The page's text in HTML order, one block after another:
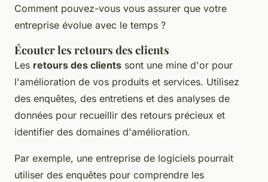
Comment pouvez-vous vous assurer que votre
entreprise évolue avec le temps ?
Écouter les retours des clients
Les retours des clients sont une mine d'or pour
l'amélioration de vos produits et services. Utilisez
des enquêtes, des entretiens et des analyses de
données pour recueillir des retours précieux et
identifier des domaines d'amélioration.
Par exemple, une entreprise de logiciels pourrait
utiliser des enquêtes pour comprendre les